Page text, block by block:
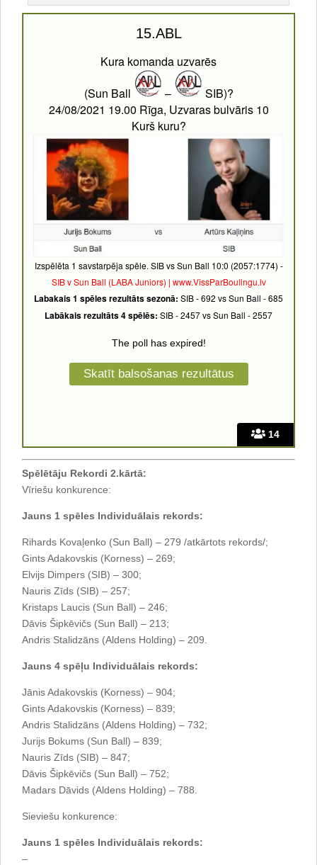
14
15.ABL
Kura komanda uzvarēs
(Sun Ball
–
SIB)?
24/08/2021 19.00 Rīga, Uzvaras bulvāris 10
Kurš kuru?
Izspēlēta 1 savstarpēja spēle. SIB vs Sun Ball 10:0 (2057:1774) -
SIB v Sun Ball (LABA Juniors) | www.VissParBoulingu.lv
Labakais 1 spēles rezultāts sezonā: SIB - 692 vs Sun Ball - 685
Labākais rezultāts 4 spēlēs: SIB - 2457 vs Sun Ball - 2557
The poll has expired!
Spēlētāju Rekordi 2.kārtā:
Vīriešu konkurence:
Jauns 1 spēles Individuālais rekords:
Rihards Kovaļenko (Sun Ball) – 279 /atkārtots rekords/;
Gints Adakovskis (Korness) – 269;
Elvijs Dimpers (SIB) – 300;
Nauris Zīds (SIB) – 257;
Kristaps Laucis (Sun Ball) – 246;
Dāvis Šipkēvičs (Sun Ball) – 213;
Andris Stalidzāns (Aldens Holding) – 209.
Jauns 4 spēļu Individuālais rekords:
Jānis Adakovskis (Korness) – 904;
Gints Adakovskis (Korness) – 839;
Andris Stalidzāns (Aldens Holding) – 732;
Jurijs Bokums (Sun Ball) – 839;
Nauris Zīds (SIB) – 847;
Dāvis Šipkēvičs (Sun Ball) – 752;
Madars Dāvids (Aldens Holding) – 788.
Sieviešu konkurence:
Jauns 1 spēles Individuālais rekords:
–